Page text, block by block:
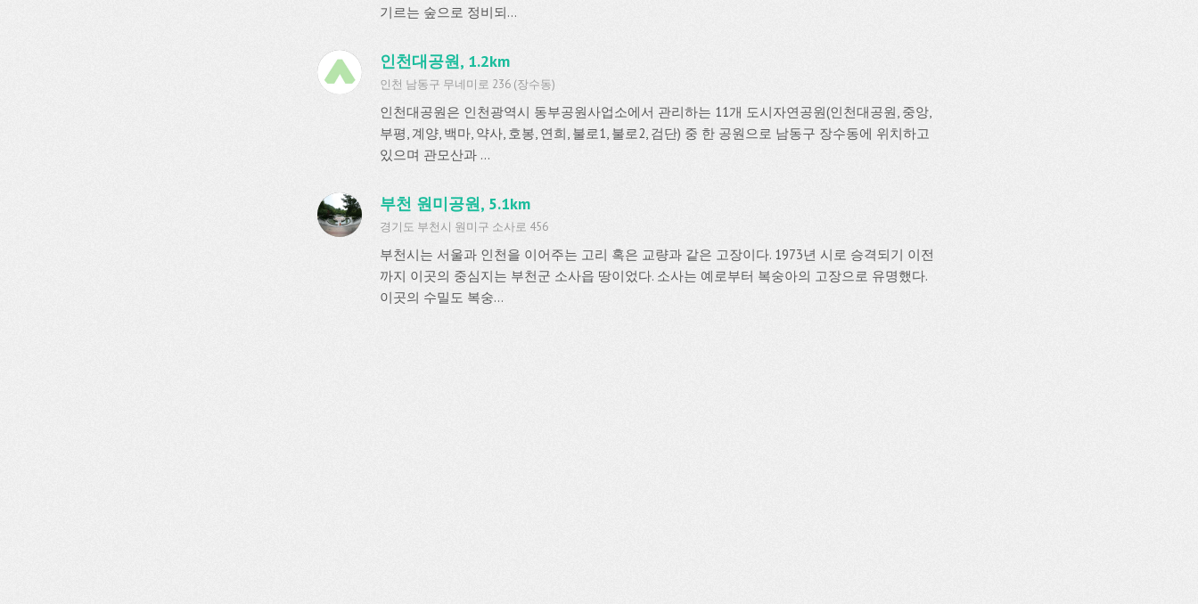
기르는 숲으로 정비되...
인천대공원, 1.2km
인천 남동구 무네미로 236 (장수동)
인천대공원은 인천광역시 동부공원사업소에서 관리하는 11개 도시자연공원(인천대공원, 중앙,
부평, 계양, 백마, 약사, 호봉, 연희, 불로1, 불로2, 검단) 중 한 공원으로 남동구 장수동에 위치하고
있으며 관모산과 ...
부천 원미공원, 5.1km
경기도 부천시 원미구 소사로 456
부천시는 서울과 인천을 이어주는 고리 혹은 교량과 같은 고장이다. 1973년 시로 승격되기 이전
까지 이곳의 중심지는 부천군 소사읍 땅이었다. 소사는 예로부터 복숭아의 고장으로 유명했다.
이곳의 수밀도 복숭...